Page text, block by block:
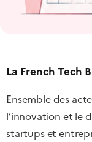
La French Tech
Ensemble des
l’innovation et le
startups et